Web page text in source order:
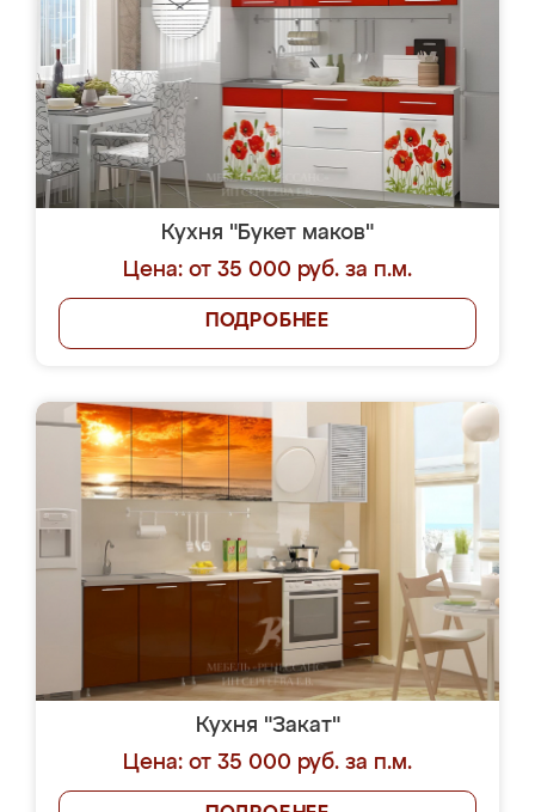
Кухня "Букет маков"
Цена: от 35 000 руб. за п.м.
ПОДРОБНЕЕ
Кухня "Закат"
Цена: от 35 000 руб. за п.м.